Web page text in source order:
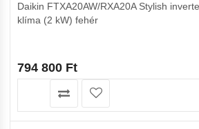
Daikin FTXA20AW/RXA20A Stylish
klíma (2 kW) fehér
794 800 Ft